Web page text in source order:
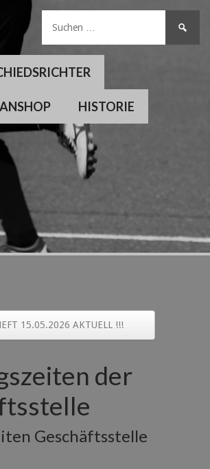
HISTORIE
nach:
15.05.2026 AKTUELL !!!
der
Geschäftsstelle